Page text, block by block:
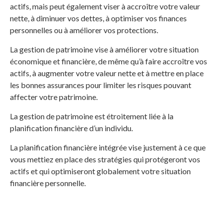
actifs, mais peut également viser à accroître votre valeur
nette, à diminuer vos dettes, à optimiser vos finances
personnelles ou à améliorer vos protections.
La gestion de patrimoine vise à améliorer votre situation
économique et financière, de même qu’à faire accroître vos
actifs, à augmenter votre valeur nette et à mettre en place
les bonnes assurances pour limiter les risques pouvant
affecter votre patrimoine.
La gestion de patrimoine est étroitement liée à la
planification financière d’un individu.
La planification financière intégrée vise justement à ce que
vous mettiez en place des stratégies qui protégeront vos
actifs et qui optimiseront globalement votre situation
financière personnelle.